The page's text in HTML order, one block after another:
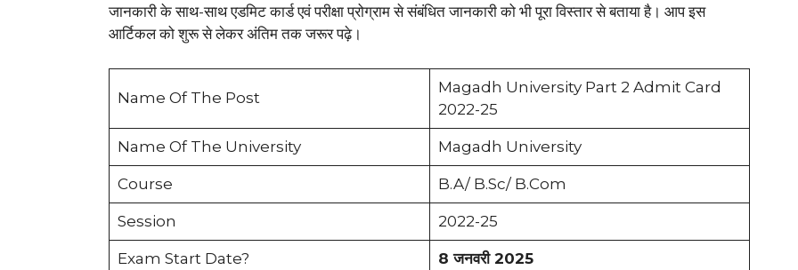
जानकारी के साथ-साथ एडमिट कार्ड एवं परीक्षा प्रोग्राम से संबंधित जानकारी को भी पूरा विस्तार से बताया है। आप इस
आर्टिकल को शुरू से लेकर अंतिम तक जरूर पढ़े।
Name Of The Post
Magadh University Part 2 Admit Card
2022-25
Name Of The University Magadh University
Course B.A/ B.Sc/ B.Com
Session 2022-25
Exam Start Date? 8 जनवरी 2025